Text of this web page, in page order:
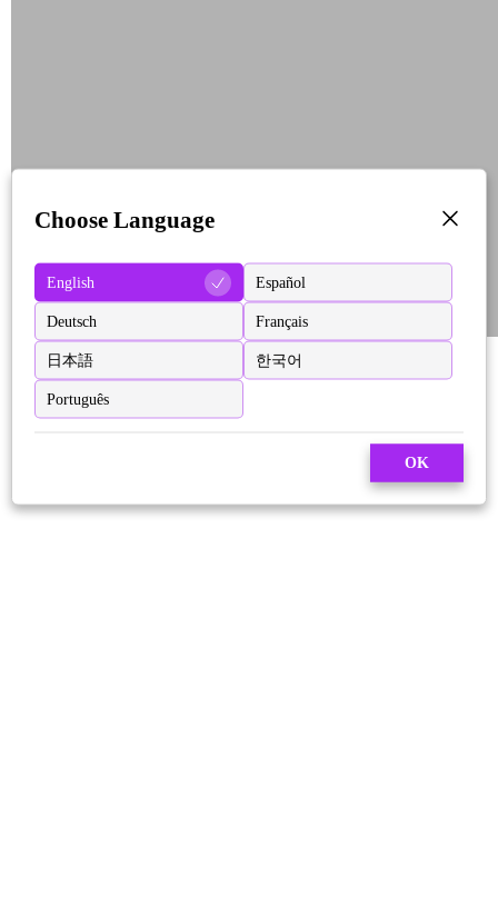
Choose Language
English Español
Deutsch Français
日本語 한국어
Português
OK